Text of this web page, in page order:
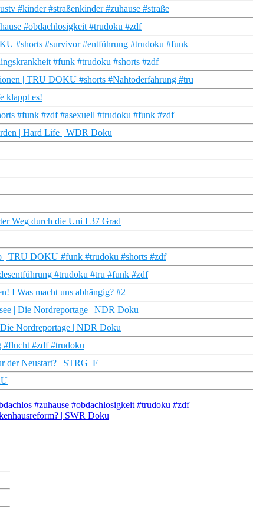
#kinder #straßenkinder #zuhause #straße
#obdachlosigkeit #trudoku #zdf
#shorts #survivor #entführung #trudoku #funk
#funk #trudoku #shorts #zdf
| TRU DOKU #shorts #Nahtoderfahrung #tru
klappt es!
#funk #zdf #asexuell #trudoku #funk #zdf
| Hard Life | WDR Doku
Weg durch die Uni I 37 Grad
| TRU DOKU #funk #trudoku #shorts #zdf
#trudoku #tru #funk #zdf
I Was macht uns abhängig? #2
| Die Nordreportage | NDR Doku
Nordreportage | NDR Doku
#zdf #trudoku
der Neustart? | STRG_F
#zuhause #obdachlosigkeit #trudoku #zdf
| SWR Doku